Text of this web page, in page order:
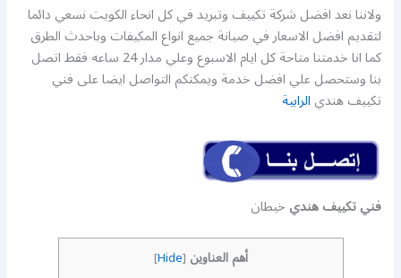
ولاننا نعد افضل شركة تكييف وتبريد في كل انحاء الكويت نسعي دائما
لتقديم افضل الاسعار في صيانة جميع انواع المكيفات وباحدث الطرق
كما انا خدمتنا متاحة كل ايام الاسبوع وعلي مدار 24 ساعه فقط اتصل
بنا وستحصل علي افضل خدمة ويمكنكم التواصل ايضا على فني
تكييف هنديالرابية
فني تكييف هنديخيطان
أهم العناوين [
Hide
]